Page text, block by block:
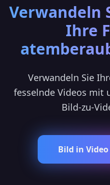
Verwandeln
Ihre
Verwandeln Sie
fesselnde Videos mit
Bild-zu-
Bild in